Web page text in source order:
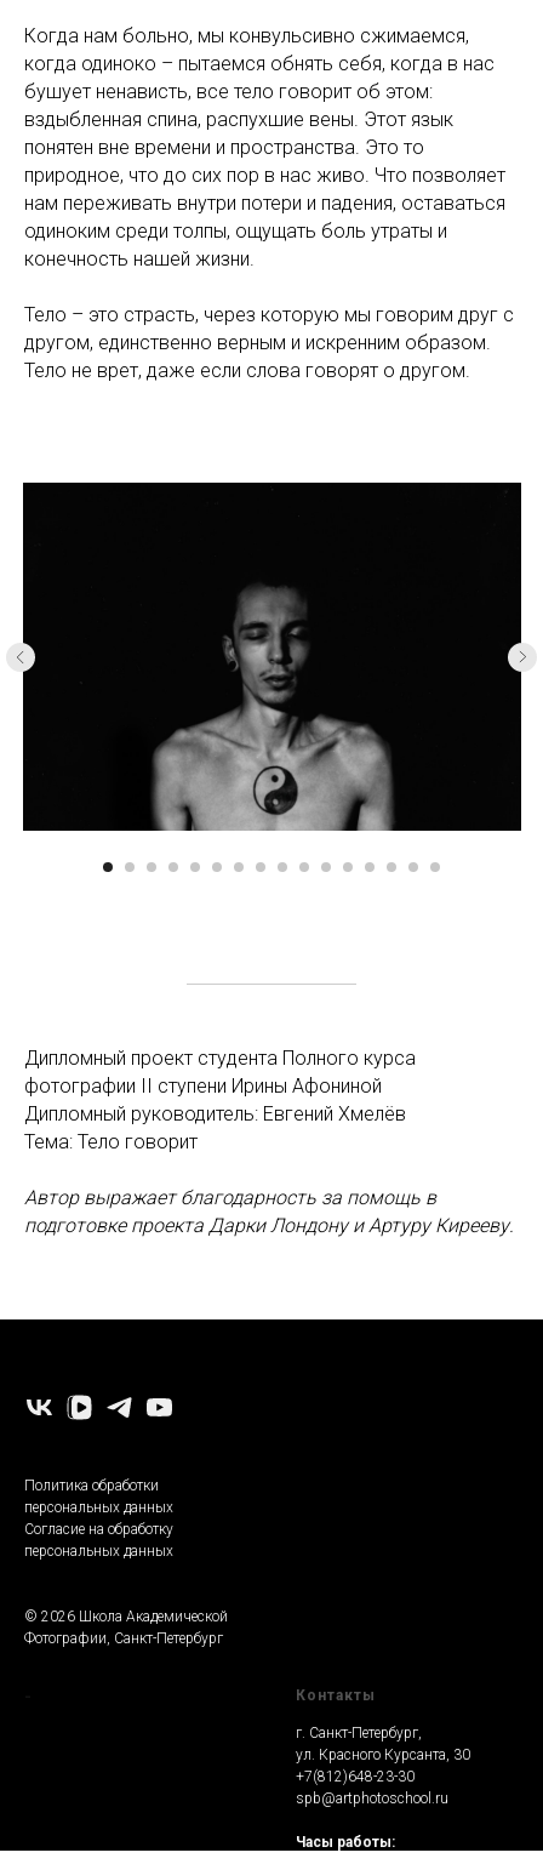
Когда нам больно, мы конвульсивно сжимаемся,
когда одиноко – пытаемся обнять себя, когда в нас
бушует ненависть, все тело говорит об этом:
вздыбленная спина, распухшие вены. Этот язык
понятен вне времени и пространства. Это то
природное, что до сих пор в нас живо. Что позволяет
нам переживать внутри потери и падения, оставаться
одиноким среди толпы, ощущать боль утраты и
конечность нашей жизни.
Тело – это страсть, через которую мы говорим друг с
другом, единственно верным и искренним образом.
Тело не врет, даже если слова говорят о другом.
Дипломный проект студента Полного курса
фотографии II ступени Ирины Афониной
Дипломный руководитель: Евгений Хмелёв
Тема: Тело говорит
Автор выражает благодарность за помощь в
подготовке проекта Дарки Лондону и Артуру Кирееву.
Политика обработки
персональных данных
Согласие на обработку
персональных данных
© 2026 Школа Академической
Фотографии, Санкт-Петербург
Контакты
г. Санкт-Петербург,
ул. Красного Курсанта, 30
+7(812)648-23-30
spb@artphotoschool.ru
Часы работы: